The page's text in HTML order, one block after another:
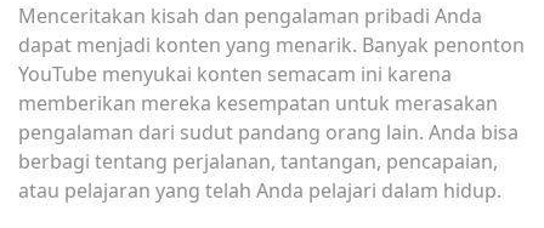
Menceritakan kisah dan pengalaman pribadi Anda
dapat menjadi konten yang menarik. Banyak penonton
YouTube menyukai konten semacam ini karena
memberikan mereka kesempatan untuk merasakan
pengalaman dari sudut pandang orang lain. Anda bisa
berbagi tentang perjalanan, tantangan, pencapaian,
atau pelajaran yang telah Anda pelajari dalam hidup.